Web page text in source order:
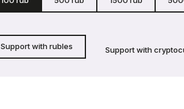
Support with rubles Support with